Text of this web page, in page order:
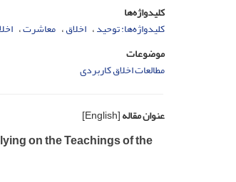
کلیدواژه‌ها
کلیدواژه‌ها: توحید اخلاق معاشرت
موضوعات
مطالعات اخلاق کاربردی
عنوان مقاله[English]
on the Teachings of the